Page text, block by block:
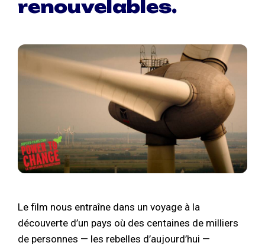
renouvelables.
Le film nous entraîne dans un voyage à la
découverte d’un pays où des centaines de milliers
de personnes — les rebelles d’aujourd’hui —